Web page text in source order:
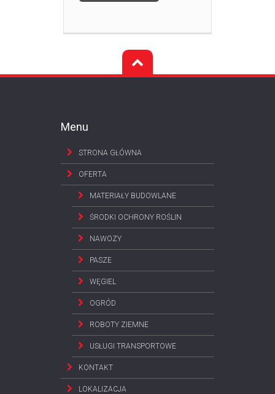
Menu
STRONA GŁÓWNA
OFERTA
MATERIAŁY BUDOWLANE
ŚRODKI OCHRONY ROŚLIN
NAWOZY
PASZE
WĘGIEL
OGRÓD
ROBOTY ZIEMNE
USŁUGI TRANSPORTOWE
KONTAKT
LOKALIZACJA